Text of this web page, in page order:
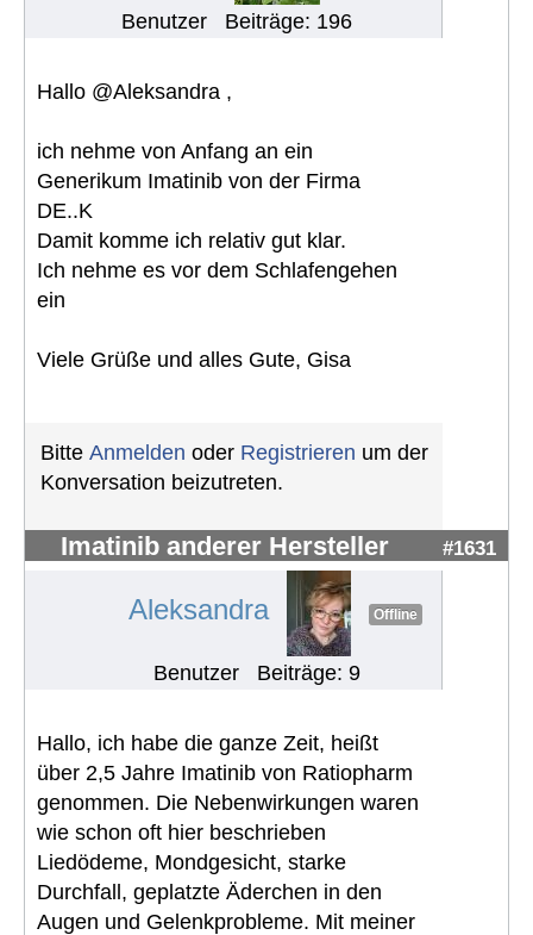
Benutzer Beiträge: 196
Hallo @Aleksandra ,
ich nehme von Anfang an ein
Generikum Imatinib von der Firma
DE..K
Damit komme ich relativ gut klar.
Ich nehme es vor dem Schlafengehen
ein
Viele Grüße und alles Gute, Gisa
Bitte Anmelden oder Registrieren um der
Konversation beizutreten.
Imatinib anderer Hersteller #1631
Aleksandra Offline
Benutzer Beiträge: 9
Hallo, ich habe die ganze Zeit, heißt
über 2,5 Jahre Imatinib von Ratiopharm
genommen. Die Nebenwirkungen waren
wie schon oft hier beschrieben
Liedödeme, Mondgesicht, starke
Durchfall, geplatzte Äderchen in den
Augen und Gelenkprobleme. Mit meiner